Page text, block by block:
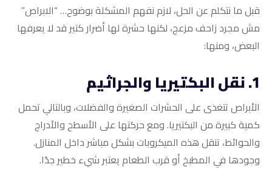
قبل ما نتكلم عن الحل، لازم نفهم المشكلة بوضوح… “الابراص”
مش مجرد زاحف مزعج، لكنها حشرة لها أضرار كتير قد لا يعرفها
البعض، ومنها:
1. نقل البكتيريا والجراثيم
الأبراص تتغذى على الحشرات الصغيرة والفضلات، وبالتالي تحمل
كمية كبيرة من البكتيريا. ومع حركتها على الأسطح والأدراج
والحوائط، تنقل هذه الميكروبات بشكل مباشر داخل المنازل.
وجودها في المطبخ أو قرب الطعام يعتبر شيء خطير جدًا.